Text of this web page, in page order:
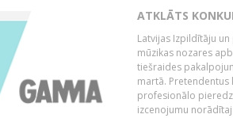
ATKLĀTS
Latvijas Izpildītāju
mūzikas nozares
tiešraides
martā. Pretendentus
profesionālo
izcenojumu